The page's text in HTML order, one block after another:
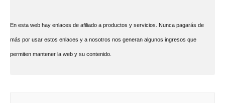
En esta web hay enlaces de afiliado a productos y servicios. Nunca pagarás de
más por usar estos enlaces y a nosotros nos generan algunos ingresos que
permiten mantener la web y su contenido.